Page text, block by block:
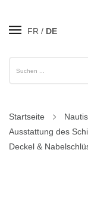
FR DE
Startseite
Ausstattung des
Deckel &